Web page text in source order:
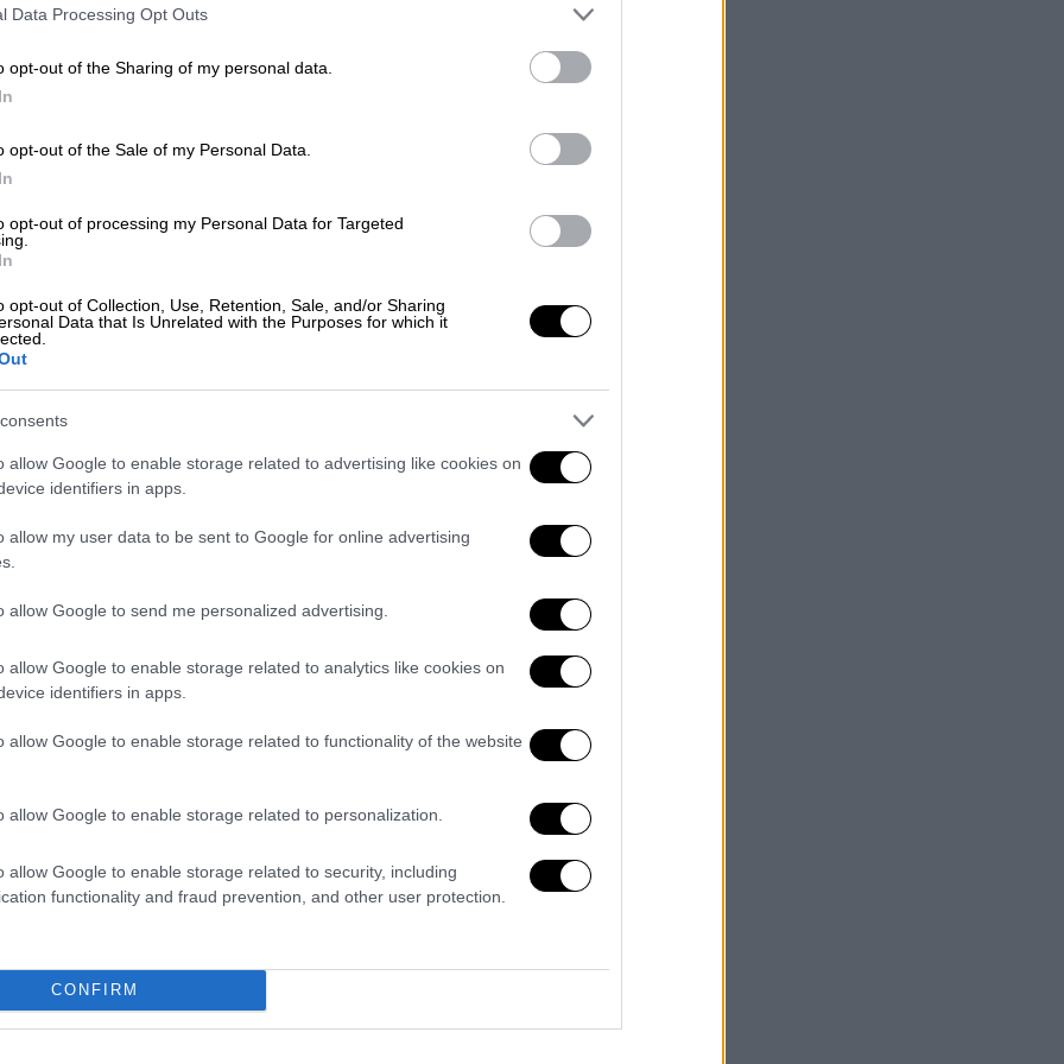
Data Processing Opt Outs
opt-out of the Sharing of my personal data.
opt-out of the Sale of my Personal Data.
opt-out of processing my Personal Data for Targeted
opt-out of Collection, Use, Retention, Sale, and/or Sharing
Data that Is Unrelated with the Purposes for which it
allow Google to enable storage related to advertising like cookies on
identifiers in apps.
allow my user data to be sent to Google for online advertising
allow Google to send me personalized advertising.
allow Google to enable storage related to analytics like cookies on
identifiers in apps.
allow Google to enable storage related to functionality of the website
allow Google to enable storage related to personalization.
allow Google to enable storage related to security, including
functionality and fraud prevention, and other user protection.
CONFIRM
Σταθμό, υποθέτοντας ότι η
μια αποστολή στην Άρη.
διεθνείς ημερομηνίες λήξης
φάρμακα είχαν διάρκεια ζωής 36 μήνες
περίπου το 60% αυτών των φαρμάκων θα
'Αρη, ενώ με πιο συντηρητικές
αστροναύτες, όπως
μετά την ημερομηνία λήξης τους.
στο Διάστημα σε σύγκριση με τη
Το σκληρό διαστημικό περιβάλλον,
θα μπορούσε να μειώσει την
ότι οι αστροναύτες
Σταθμό, αλλά υπάρχει επικοινωνία σε
καλά εφοδιασμένο φαρμακείο που
τους μικρούς τραυματισμούς ή
προβλήματα που επηρεάζουν την
συγγραφέας της μελέτης, Ντάνιελ
Ιατρικής στην Ιατρική Σχολή του
Ιατρικής.
ανεφοδιασμού που θα είχε μια
κάτι που επηρεάζει όχι μόνο τα
όπως τα τρόφιμα. Οι ερευνητές
των φαρμάκων που μεταφέρονται θα
της μειωμένης αποτελεσματικότητας
των διαστημικών πτήσεων θα
τη λήξη των φαρμάκων για να
διάρκειας τριών ετών, να επιλέξουν